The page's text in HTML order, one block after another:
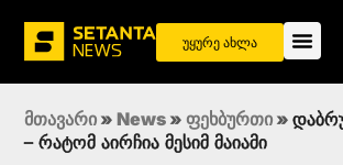
უყურე ახლა
მთავარი » News » ფეხბურთი »
– რატომ აირჩია მესიმ მაიამი